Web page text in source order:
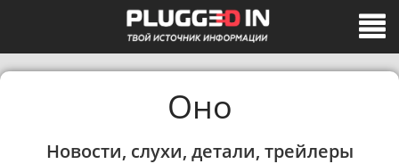
Оно
Новости, слухи, детали, трейлеры